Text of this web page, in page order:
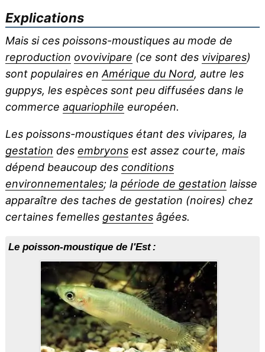
Explications
Mais si ces poissons-moustiques au mode de
reproduction ovovivipare (ce sont des vivipares)
sont populaires enAmérique du Nord, autre les
guppys, les espèces sont peu diffusées dans le
commerce aquariophile européen.
Les poissons-moustiques étant des vivipares, la
gestation des embryonsest assez courte, mais
dépend beaucoup des conditions
environnementales; la période de gestation laisse
apparaître des taches de gestation (noires) chez
certaines femelles gestantesâgées.
Le poisson-moustique de l'Est :